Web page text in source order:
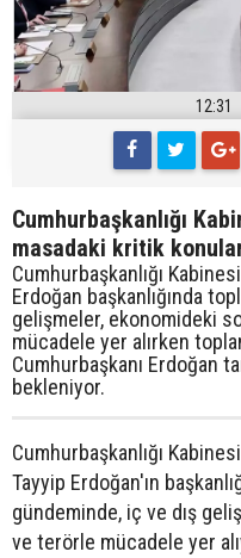
12:31
Cumhurbaşkanlığı
masadaki kritik
Cumhurbaşkanlığı
Erdoğan başkanlığında
gelişmeler, ekonomideki
mücadele yer alırken
Cumhurbaşkanı Erdoğan
bekleniyor.
Cumhurbaşkanlığı
Tayyip Erdoğan'ın
gündeminde, iç ve dış
ve terörle mücadele yer